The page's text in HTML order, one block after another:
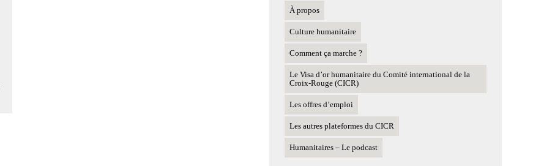
À propos
Culture humanitaire
Comment ça marche ?
Le Visa d’or humanitaire du Comité international de la
Croix-Rouge (CICR)
Les offres d’emploi
Les autres plateformes du CICR
Humanitaires – Le podcast